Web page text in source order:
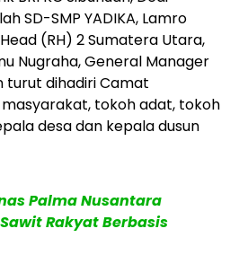
SD-SMP YADIKA, Lamro
(RH) 2 Sumatera Utara,
Nugraha, General Manager
turut dihadiri Camat
tokoh adat, tokoh
desa dan kepala dusun
Palma Nusantara
Rakyat Berbasis